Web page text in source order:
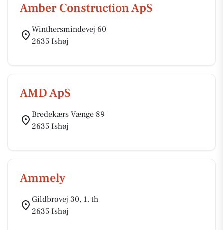
Amber Construction ApS
Winthersmindevej 60
2635 Ishøj
AMD ApS
Bredekærs Vænge 89
2635 Ishøj
Ammely
Gildbrovej 30, 1. th
2635 Ishøj